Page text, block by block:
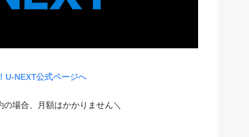
U-NEXT公式ページへ
の場合、月額はかかりません＼